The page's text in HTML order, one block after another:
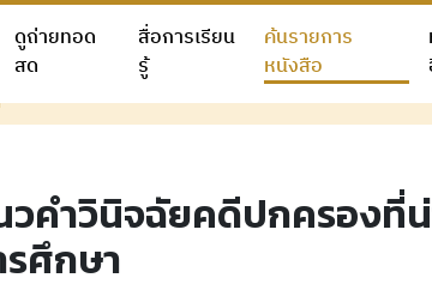
ดูถ่ายทอด
สด
สื่อการเรียน
รู้
ค้นรายการ
หนังสือ
วคำวินิจฉัยคดีปกครองที่
ศึกษา